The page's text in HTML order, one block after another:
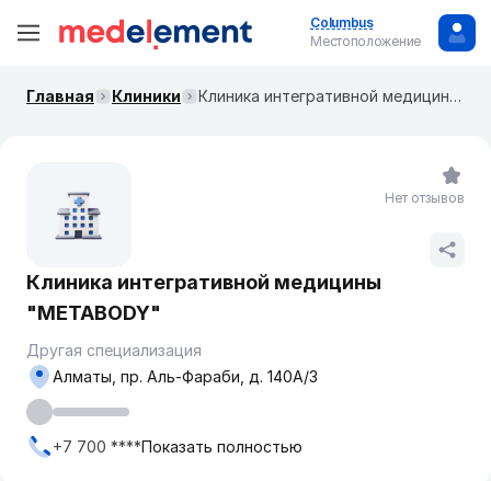
Columbus
Местоположение
Главная Клиники Клиника интегративной медицины "METABODY"
Клиника интегративной медицины
"METABODY"
Другая специализация
Алматы, пр. Аль-Фараби, д. 140А/3
+7 700 ****Показать полностью
Нет отзывов